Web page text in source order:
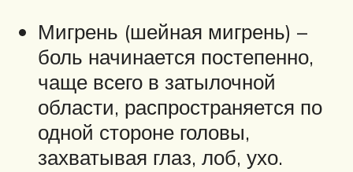
Мигрень (шейная мигрень) –
боль начинается постепенно,
чаще всего в затылочной
области, распространяется по
одной стороне головы,
захватывая глаз, лоб, ухо.